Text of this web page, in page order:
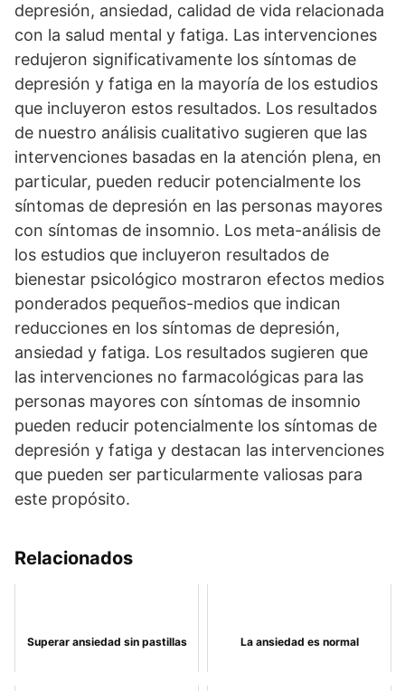
depresión, ansiedad, calidad de vida relacionada
con la salud mental y fatiga. Las intervenciones
redujeron significativamente los síntomas de
depresión y fatiga en la mayoría de los estudios
que incluyeron estos resultados. Los resultados
de nuestro análisis cualitativo sugieren que las
intervenciones basadas en la atención plena, en
particular, pueden reducir potencialmente los
síntomas de depresión en las personas mayores
con síntomas de insomnio. Los meta-análisis de
los estudios que incluyeron resultados de
bienestar psicológico mostraron efectos medios
ponderados pequeños-medios que indican
reducciones en los síntomas de depresión,
ansiedad y fatiga. Los resultados sugieren que
las intervenciones no farmacológicas para las
personas mayores con síntomas de insomnio
pueden reducir potencialmente los síntomas de
depresión y fatiga y destacan las intervenciones
que pueden ser particularmente valiosas para
este propósito.
Relacionados
Superar ansiedad sin pastillas La ansiedad es normal